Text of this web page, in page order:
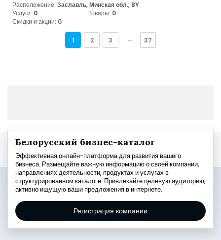
Расположение: Заславль, Минская обл., BY
Услуги: 0 Товары: 0
Скидки и акции: 0
1 2 3 ··· 37
Белорусский бизнес-каталог
Эффективная онлайн-платформа для развития вашего
бизнеса. Размещайте важную информацию о своей компании,
направлениях деятельности, продуктах и услугах в
структурированном каталоге. Привлекайте целевую аудиторию,
активно ищущую ваши предложения в интернете.
Регистрация компании